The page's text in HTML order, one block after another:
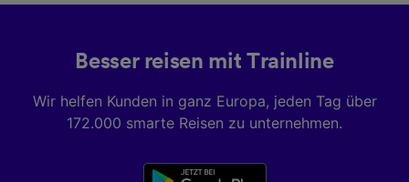
Besser reisen mit Trainline
Wir helfen Kunden in ganz Europa, jeden Tag über
172.000 smarte Reisen zu unternehmen.